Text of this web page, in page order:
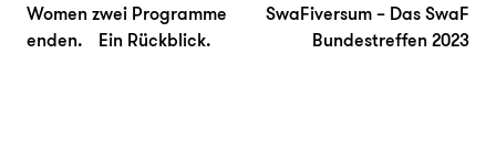
Women zwei Programme
enden. Ein Rückblick.
SwaFiversum – Das SwaF
Bundestreffen 2023